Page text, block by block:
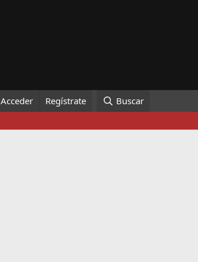
Acceder Regístrate Buscar